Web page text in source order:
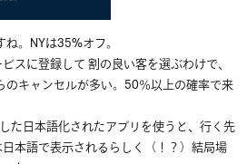
。NYは35%オフ。
スに登録して 割の良い客を選ぶわけで、
キャンセルが多い。50％以上の確率で来
た日本語化されたアプリを使うと、行く先
本語で表示されるらしく（！？）結局場